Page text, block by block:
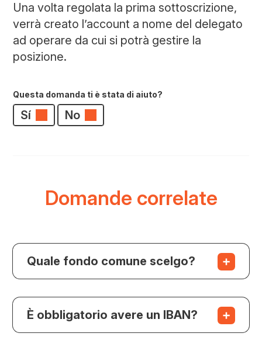
Una volta regolata la prima sottoscrizione,
verrà creato l’account a nome del delegato
ad operare da cui si potrà gestire la
posizione.
Questa domanda ti è stata di aiuto?
Sí No
Domande correlate
Quale fondo comune scelgo?
È obbligatorio avere un IBAN?